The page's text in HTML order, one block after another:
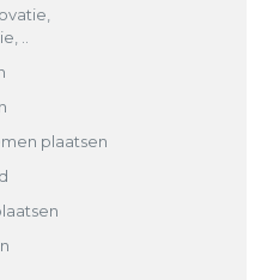
..
plaatsen